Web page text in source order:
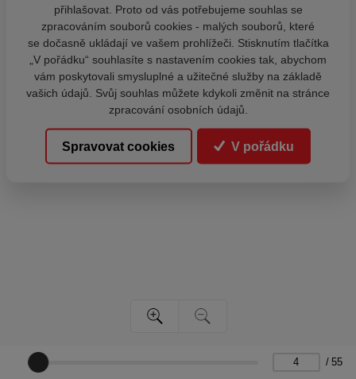
/ 55
přihlašovat. Proto od vás potřebujeme souhlas se
zpracováním souborů cookies - malých souborů, které
se dočasně ukládají ve vašem prohlížeči. Stisknutím tlačítka
„V pořádku“ souhlasíte s nastavením cookies tak, abychom
vám poskytovali smysluplné a užitečné služby na základě
vašich údajů. Svůj souhlas můžete kdykoli změnit na stránce
zpracování osobních údajů.
Spravovat cookies V pořádku